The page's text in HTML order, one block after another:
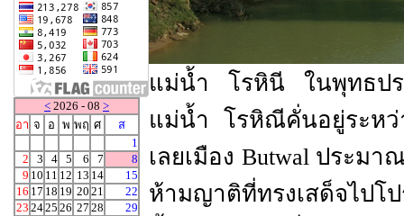
< 2026 - 08 >
อา จ อ พ พฤ ศ
ส
1
2
3 4 5 6 7
8
9 10 11 12 13 14
15
16 17 18 19 20 21
22
23 2425 26 27 28
29
แม่น้ำ โรหินี ในพุทธปร
แม่น้ำ โรหิณีคั่นอยู่ระหว่
เลยเมือง Butwal ประม
ห้ามญาติที่ทรงเสด็จไปโ